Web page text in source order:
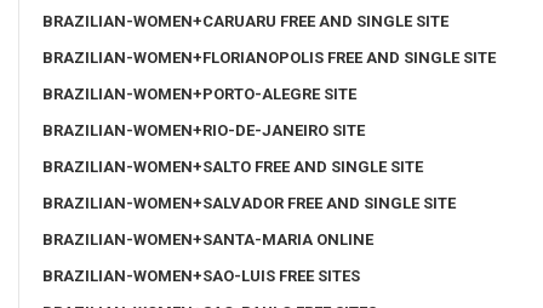
BRAZILIAN-WOMEN+CARUARU FREE AND SINGLE SITE
BRAZILIAN-WOMEN+FLORIANOPOLIS FREE AND SINGLE SITE
BRAZILIAN-WOMEN+PORTO-ALEGRE SITE
BRAZILIAN-WOMEN+RIO-DE-JANEIRO SITE
BRAZILIAN-WOMEN+SALTO FREE AND SINGLE SITE
BRAZILIAN-WOMEN+SALVADOR FREE AND SINGLE SITE
BRAZILIAN-WOMEN+SANTA-MARIA ONLINE
BRAZILIAN-WOMEN+SAO-LUIS FREE SITES